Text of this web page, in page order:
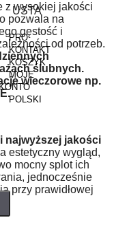
USTA
PRO
KONTAKT
KOSZYK
MOJE
POLSKI
z wysokiej jakości
pozwala na
gęstość i
od potrzeb.
ślubnych.
wieczorowe np.
najwyższej jakości
estetyczny wygląd,
mocny splot ich
jednocześnie
przy prawidłowej